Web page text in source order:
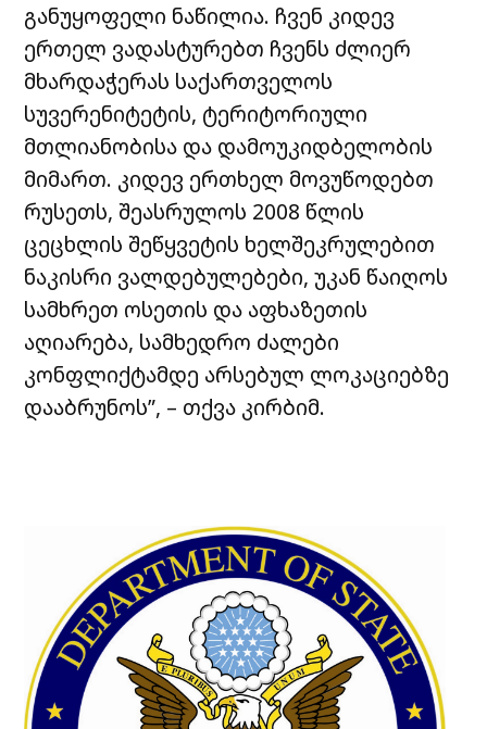
განუყოფელი ნაწილია. ჩვენ კიდევ
ერთელ ვადასტურებთ ჩვენს ძლიერ
მხარდაჭერას საქართველოს
სუვერენიტეტის, ტერიტორიული
მთლიანობისა და დამოუკიდბელობის
მიმართ. კიდევ ერთხელ მოვუწოდებთ
რუსეთს, შეასრულოს 2008 წლის
ცეცხლის შეწყვეტის ხელშეკრულებით
ნაკისრი ვალდებულებები, უკან წაიღოს
სამხრეთ ოსეთის და აფხაზეთის
აღიარება, სამხედრო ძალები
კონფლიქტამდე არსებულ ლოკაციებზე
დააბრუნოს”, – თქვა კირბიმ.